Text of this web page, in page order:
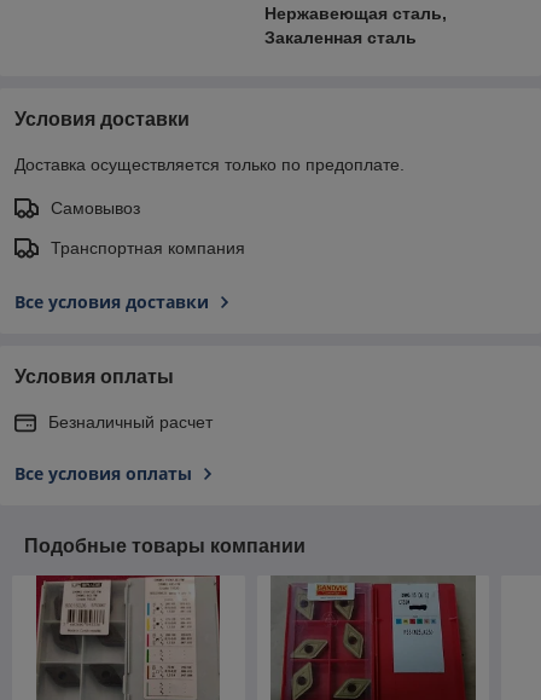
Нержавеющая сталь,
Закаленная сталь
Условия доставки
Доставка осуществляется только по предоплате.
Самовывоз
Транспортная компания
Все условия доставки
Условия оплаты
Безналичный расчет
Все условия оплаты
Подобные товары компании